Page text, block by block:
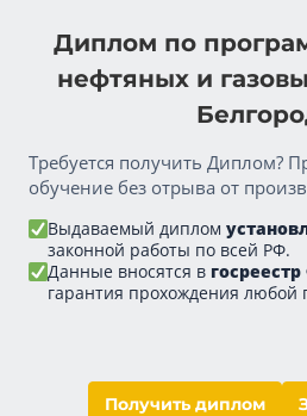
Диплом по
нефтяных и
Требуется получить Диплом?
обучение без отрыва от
Выдаваемый диплом
законной работы по всей РФ.
Данные вносятся в
гарантия прохождения любой
Получить диплом